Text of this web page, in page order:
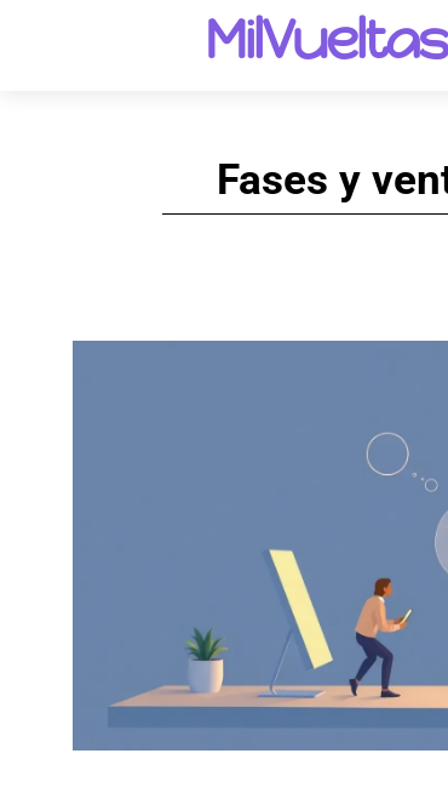
MilVueltas
Fases y